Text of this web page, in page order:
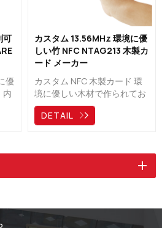
可
優
内
に
カスタム 13.56MHz 環境に優
しい竹 NFC NTAG213 木製カ
ード メーカー
カスタム NFC 木製カード 環
境に優しい木材で作られてお
り、ホテルのアクセス制御、
会員管理、ID識別、キャッシ
ン、イベントなどに広く使用
DETAIL